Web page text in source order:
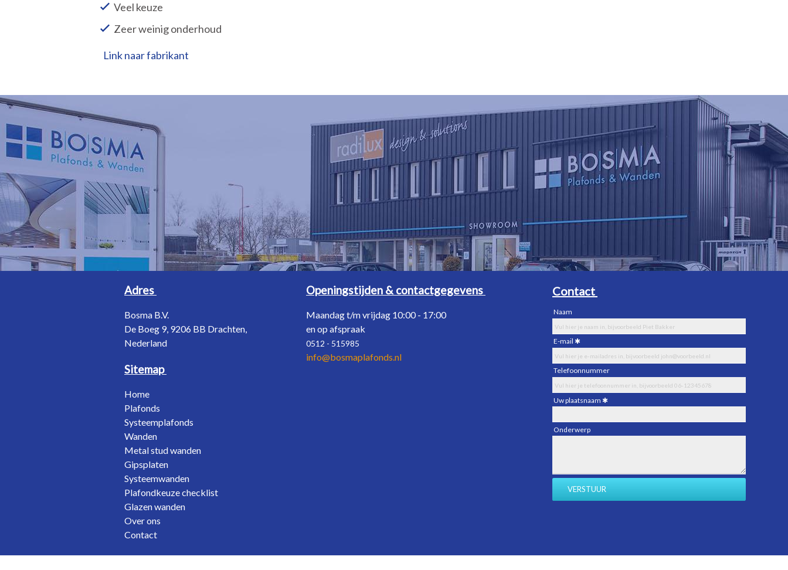
Veel keuze
Zeer weinig onderhoud
Link naar fabrikant
Adres
Bosma B.V.
De Boeg 9, 9206 BB Drachten,
Nederland
Sitemap
Home
Plafonds
Systeemplafonds
Wanden
Metal stud wanden
Gipsplaten
Systeemwanden
Plafondkeuze checklist
Glazen wanden
Over ons
Contact
Openingstijden & contactgegevens
Maandag t/m vrijdag 10:00 - 17:00
en op afspraak
0512 - 515985
info@bosmaplafonds.nl
Contact
Naam
E-mail
Telefoonnummer
Uw plaatsnaam
Onderwerp